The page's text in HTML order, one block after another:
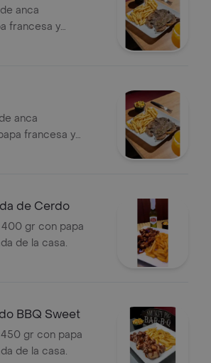
anca
francesa y
anca
francesa y
de Cerdo
gr con papa
de la casa.
BBQ Sweet
gr con papa
de la casa.